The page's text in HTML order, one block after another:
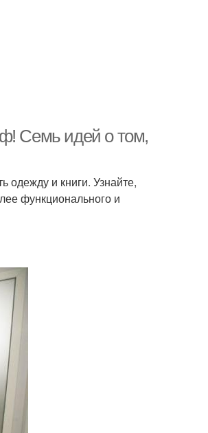
Семь идей о том,
одежду и книги. Узнайте,
функционального и